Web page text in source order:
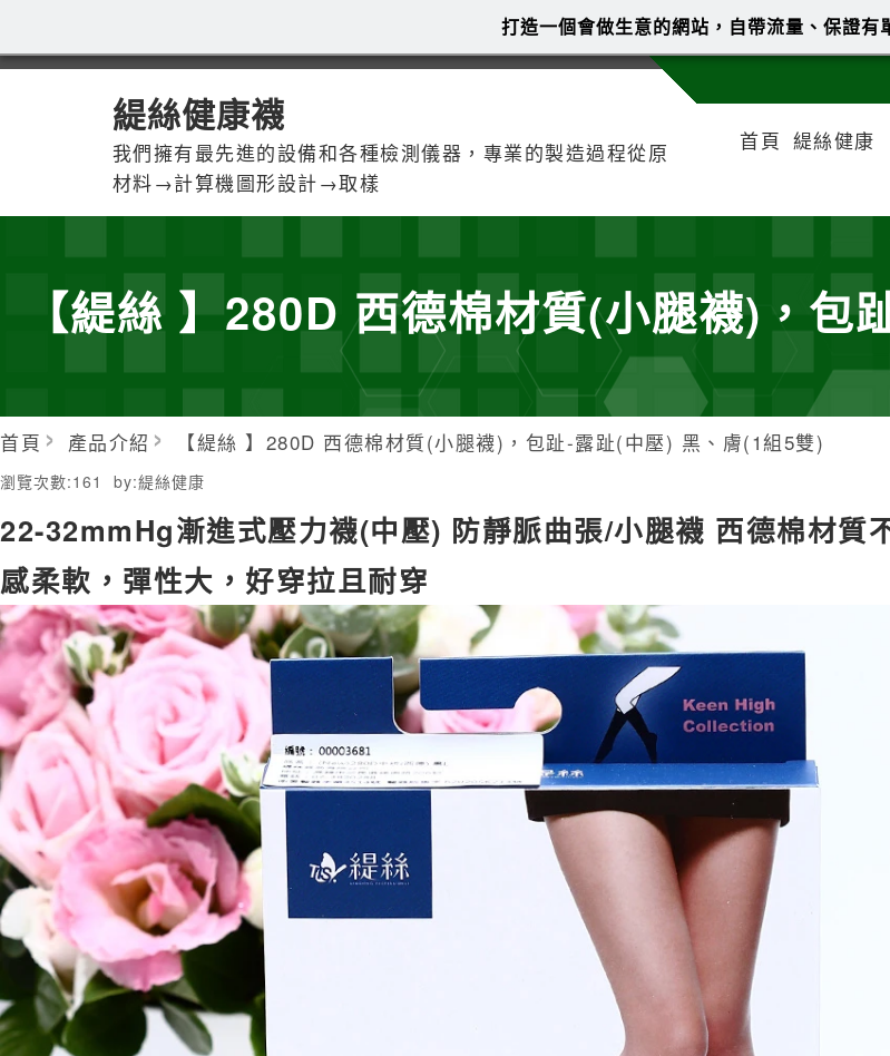
緹絲健康襪
我們擁有最先進的設備和各種檢測儀器，專業的製造過程從原
材料→計算機圖形設計→取樣
首頁 緹絲健康
【緹絲 】280D 西德棉材質(小腿襪)，
首頁 產品介紹 【緹絲 】280D 西德棉材質(小腿襪)，包趾-露趾(中壓) 黑、膚(1組5雙)
瀏覽次數:161 by:緹絲健康
22-32mmHg漸進式壓力襪(中壓) 防靜脈曲張/小腿襪 西德棉材質
感柔軟，彈性大，好穿拉且耐穿
打造一個會做生意的網站，自帶流量、保證有